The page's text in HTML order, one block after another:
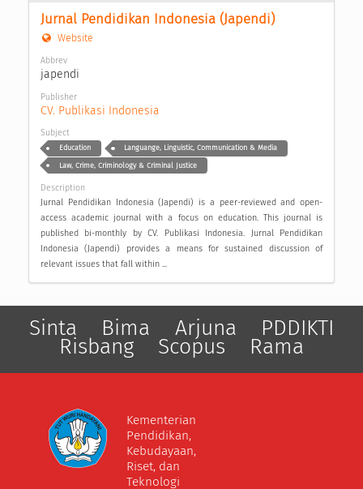
Jurnal Pendidikan Indonesia (Japendi)
Website
Abbrev
japendi
Publisher
CV. Publikasi Indonesia
Subject
Education Languange, Linguistic, Communication & Media
Law, Crime, Criminology & Criminal Justice
Description
Jurnal Pendidikan Indonesia (Japendi) is a peer-reviewed and open-
access academic journal with a focus on education. This journal is
published bi-monthly by CV. Publikasi Indonesia. Jurnal Pendidikan
Indonesia (Japendi) provides a means for sustained discussion of
relevant issues that fall within ...
Sinta Bima Arjuna PDDIKTI
Risbang Scopus Rama
Kementerian
Pendidikan,
Kebudayaan,
Riset, dan
Teknologi